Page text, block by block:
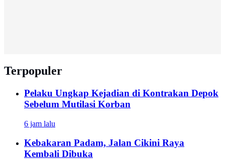
Terpopuler
Pelaku Ungkap Kejadian di Kontrakan Depok
Sebelum Mutilasi Korban
6 jam lalu
Kebakaran Padam, Jalan Cikini Raya
Kembali Dibuka